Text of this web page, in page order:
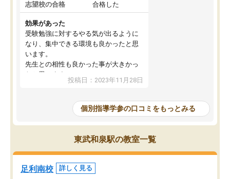
志望校の合格 合格した
効果があった
受験勉強に対するやる気が出るように
なり、集中できる環境も良かったと思
います。
先生との相性も良かった事が大きかっ
たと思います。
投稿日：2023年11月28日
個別指導学参の口コミをもっとみる
東武和泉駅の教室一覧
足利南校 詳しく見る